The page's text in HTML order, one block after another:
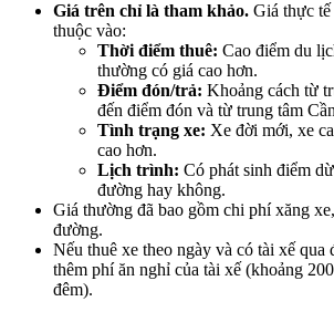
Giá trên chỉ là tham khảo. Giá thực
thuộc vào:
Thời điểm thuê: Cao điểm du
thường có giá cao hơn.
Điểm đón/trả: Khoảng cách từ
đến điểm đón và từ trung tâm
Tình trạng xe: Xe đời mới, xe
cao hơn.
Lịch trình: Có phát sinh điểm
đường hay không.
Giá thường đã bao gồm chi phí xăng
đường.
Nếu thuê xe theo ngày và có tài xế qua
thêm phí ăn nghỉ của tài xế (khoảng
đêm).